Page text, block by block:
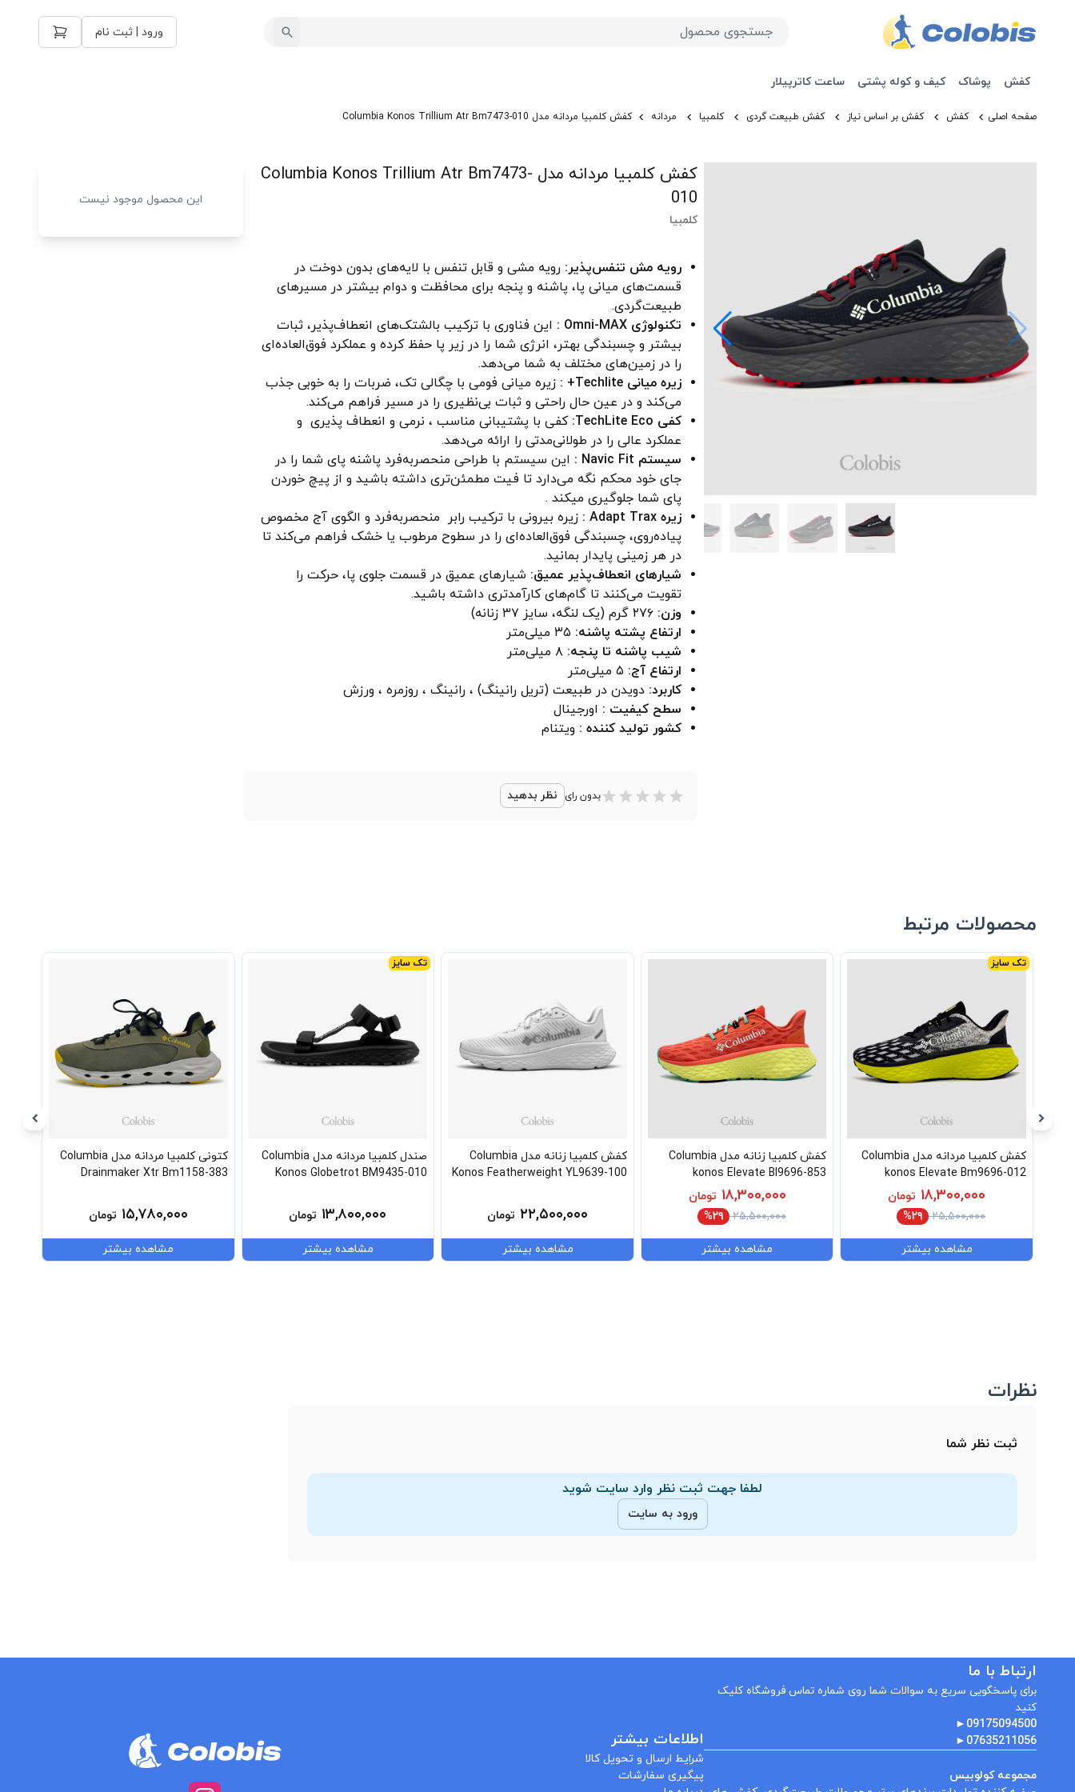
ورود | ثبت نام
کفش پوشاک کیف و کوله پشتی ساعت کاترپیلار
صفحه اصلی کفش کفش بر اساس نیاز کفش طبیعت گردی کلمبیا مردانه کفش کلمبیا مردانه مدل Columbia Konos Trillium Atr Bm7473-010
کفش کلمبیا مردانه مدل Columbia Konos Trillium Atr Bm7473-
010
کلمبیا
رویه مش تنفس‌پذیر: رویه مشی و قابل تنفس با لایه‌های بدون دوخت در
قسمت‌های میانی پا، پاشنه و پنجه برای محافظت و دوام بیشتر در مسیرهای
طبیعت‌گردی.
تکنولوژی Omni-MAX :
این فناوری با ترکیب بالشتک‌های انعطاف‌پذیر، ثبات
بیشتر و چسبندگی بهتر، انرژی شما را در زیر پا حفظ کرده و عملکرد فوق‌العاده‌ای
را در زمین‌های مختلف به شما می‌دهد.
زیره میانی Techlite+ :
زیره میانی فومی با چگالی تک، ضربات را به خوبی جذب
می‌کند و در عین حال راحتی و ثبات بی‌نظیری را در مسیر فراهم می‌کند.
کفی TechLite Eco:
کفی با پشتیبانی مناسب ، نرمی و انعطاف پذیری و
عملکرد عالی را در طولانی‌مدتی را ارائه می‌دهد.
سیستم Navic Fit :
این سیستم با طراحی منحصربه‌فرد پاشنه پای شما را در
جای خود محکم نگه می‌دارد تا فیت مطمئن‌تری داشته باشید و از پیچ خوردن
پای شما جلوگیری میکند .
زیره Adapt Trax :
زیره بیرونی با ترکیب رابر منحصربه‌فرد و الگوی آج مخصوص
پیاده‌روی، چسبندگی فوق‌العاده‌ای را در سطوح مرطوب یا خشک فراهم می‌کند تا
در هر زمینی پایدار بمانید.
شیارهای انعطاف‌پذیر عمیق: شیارهای عمیق در قسمت جلوی پا، حرکت را
تقویت می‌کنند تا گام‌های کارآمدتری داشته باشید.
وزن:
ارتفاع پشته پاشنه:
شیب پاشنه تا پنجه:
ارتفاع آج:
کاربرد: دویدن در طبیعت (تریل رانینگ) ، رانینگ ، روزمره ، ورزش
سطح کیفیت : اورجینال
کشور تولید کننده : ویتنام
بدون رای نظر بدهید
این محصول موجود نیست
محصولات مرتبط
تک سایز
کفش کلمبیا مردانه مدل Columbia
konos Elevate Bm9696-012
۱۸,۳۰۰,۰۰۰ تومان
۲۵,۵۰۰,۰۰۰
%۲۹
مشاهده بیشتر
کفش کلمبیا زنانه مدل Columbia
konos Elevate Bl9696-853
۱۸,۳۰۰,۰۰۰ تومان
۲۵,۵۰۰,۰۰۰
%۲۹
مشاهده بیشتر
کفش کلمبیا زنانه مدل Columbia
Konos Featherweight YL9639-100
۲۲,۵۰۰,۰۰۰ تومان
مشاهده بیشتر
تک سایز
صندل کلمبیا مردانه مدل Columbia
Konos Globetrot BM9435-010
۱۳,۸۰۰,۰۰۰ تومان
مشاهده بیشتر
کتونی کلمبیا مردانه مدل Columbia
Drainmaker Xtr Bm1158-383
۱۵,۷۸۰,۰۰۰ تومان
مشاهده بیشتر
نظرات
ثبت نظر شما
لطفا جهت ثبت نظر وارد سایت شوید
ورود به سایت
ارتباط با ما
برای پاسخگویی سریع به سوالات شما روی شماره تماس فروشگاه کلیک
کنید
09175094500
►
07635211056
►
مجموعه کولوبیس
اطلاعات بیشتر
شرایط ارسال و تحویل کالا
پیگیری سفارشات